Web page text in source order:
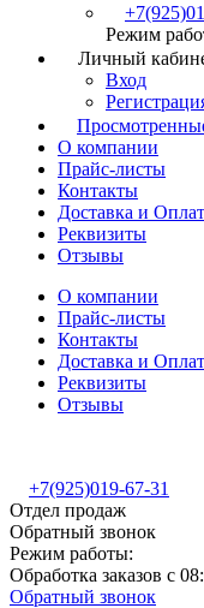
Режим
Личный
Вход
О компании
Прайс-листы
Контакты
Доставка и
Реквизиты
Отзывы
О компании
Прайс-листы
Контакты
Доставка и
Реквизиты
Отзывы
+7(925)019-67-31
Отдел продаж
Обратный звонок
Режим работы:
Обработка заказов с
Обратный звонок